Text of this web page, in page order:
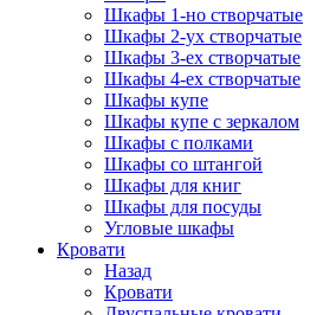
Шкафы 1-но створчатые
Шкафы 2-ух створчатые
Шкафы 3-ех створчатые
Шкафы 4-ех створчатые
Шкафы купе
Шкафы купе с зеркалом
Шкафы с полками
Шкафы со штангой
Шкафы для книг
Шкафы для посуды
Угловые шкафы
Кровати
Назад
Кровати